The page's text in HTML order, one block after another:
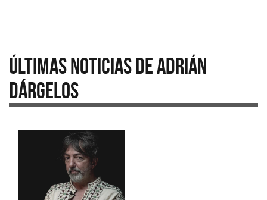
Últimas Noticias de Adrián
Dárgelos